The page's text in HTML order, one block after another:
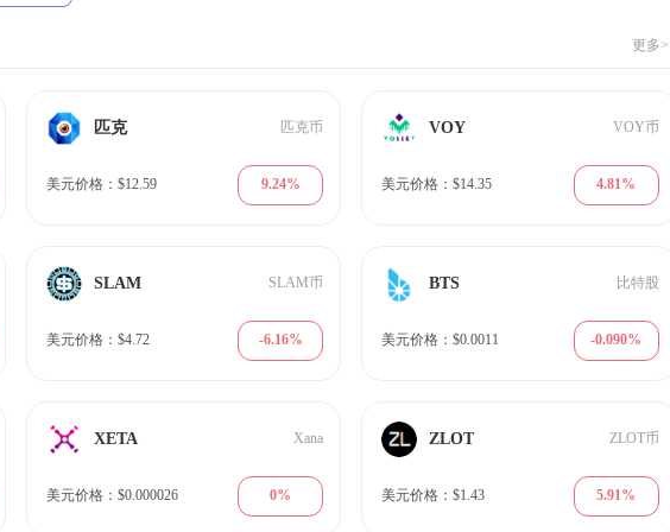
更多
匹克 匹克币
美元价格：$12.59 9.24%
VOY VOY币
美元价格：$14.35 4.81%
SLAM SLAM币
美元价格：$4.72 -6.16%
BTS 比特股
美元价格：$0.0011 -0.090%
XETA Xana
美元价格：$0.000026 0%
ZLOT ZLOT币
美元价格：$1.43 5.91%